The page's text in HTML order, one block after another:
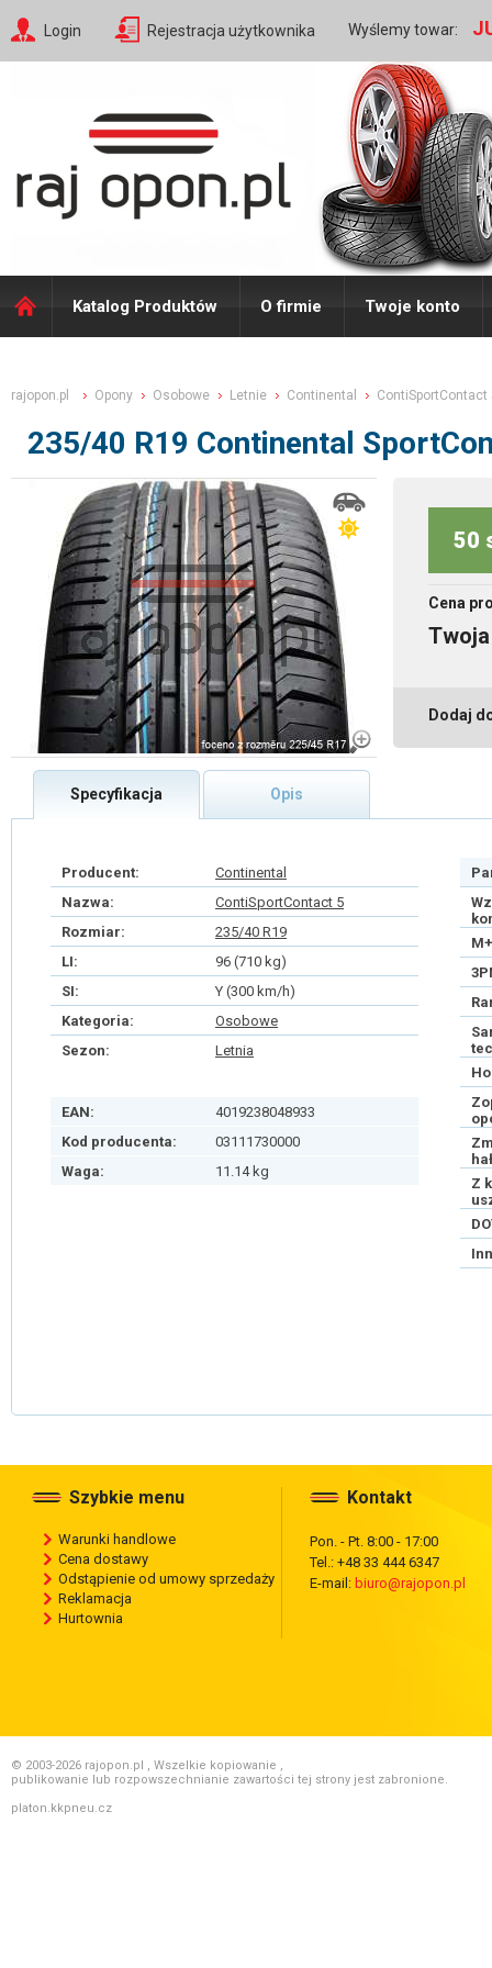
Login Rejestracja użytkownika Wyślemy towar:
Katalog Produktów O firmie Twoje konto
rajopon.pl Opony Osobowe Letnie Continental ContiSportContact
235/40 R19 Continental
50
Cena
Dodaj
Specyfikacja Opis
Producent:
Continental
Nazwa:
ContiSportContact 5
Rozmiar:
235/40 R19
LI:
96 (710 kg)
SI:
Y (300 km/h)
Kategoria:
Osobowe
Sezon:
Letnia
EAN:
4019238048933
Kod producenta:
03111730000
Waga:
11.14 kg
Z
Szybkie menu
Warunki handlowe
Cena dostawy
Odstąpienie od umowy sprzedaży
Reklamacja
Hurtownia
Kontakt
Pon. - Pt. 8:00 - 17:00
Tel.: +48 33 444 6347
E-mail: biuro@rajopon.pl
© 2003-2026 rajopon.pl , Wszelkie kopiowanie ,
publikowanie lub rozpowszechnianie zawartości tej strony jest zabronione.
platon.kkpneu.cz